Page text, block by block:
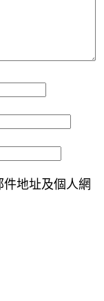
地址及個人網